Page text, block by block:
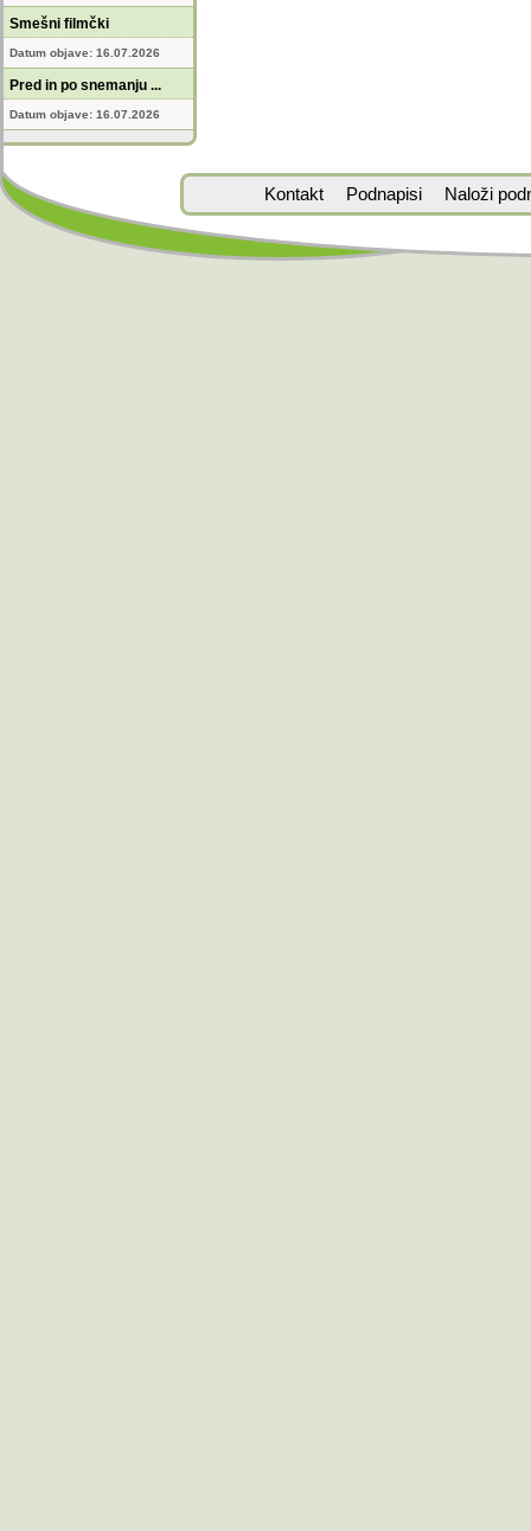
Smešni filmčki
Datum objave: 16.07.2026
Pred in po snemanju ...
Datum objave: 16.07.2026
Kontakt Podnapisi Naloži